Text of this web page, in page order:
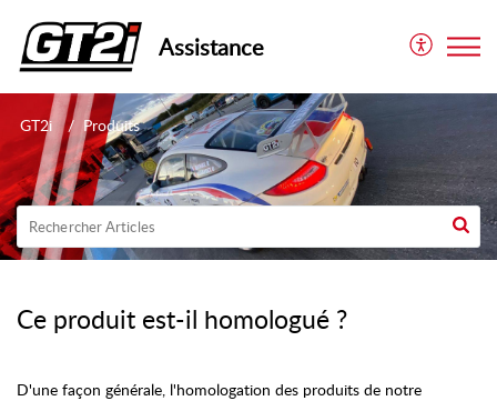
Assistance
GT2i Produits
Ce produit est-il homologué ?
D'une façon générale, l'homologation des produits de notre